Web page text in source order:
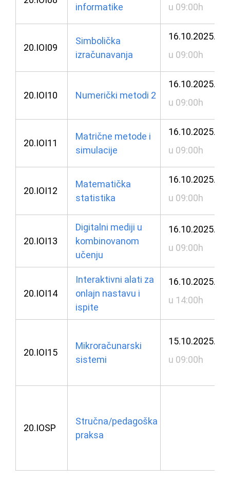
informatike
u 09:00h
20.IOI09
Simbolička
izračunavanja
16.10.2025.
u 09:00h
20.IOI10 Numerički metodi 2
16.10.2025.
u 09:00h
20.IOI11
Matrične metode i
simulacije
16.10.2025.
u 09:00h
20.IOI12
Matematička
statistika
16.10.2025.
u 09:00h
20.IOI13
Digitalni mediji u
kombinovanom
učenju
16.10.2025.
u 09:00h
20.IOI14
Interaktivni alati za
onlajn nastavu i
ispite
16.10.2025.
u 14:00h
20.IOI15
Mikroračunarski
sistemi
15.10.2025.
u 09:00h
20.IOSP
Stručna/pedagoška
praksa